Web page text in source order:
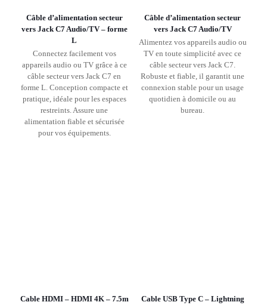
Câble d’alimentation secteur
vers Jack C7 Audio/TV – forme
L
Connectez facilement vos
appareils audio ou TV grâce à ce
câble secteur vers Jack C7 en
forme L. Conception compacte et
pratique, idéale pour les espaces
restreints. Assure une
alimentation fiable et sécurisée
pour vos équipements.
Câble d’alimentation secteur
vers Jack C7 Audio/TV
Alimentez vos appareils audio ou
TV en toute simplicité avec ce
câble secteur vers Jack C7.
Robuste et fiable, il garantit une
connexion stable pour un usage
quotidien à domicile ou au
bureau.
Cable HDMI – HDMI 4K – 7.5m
Cable USB Type C – Lightning